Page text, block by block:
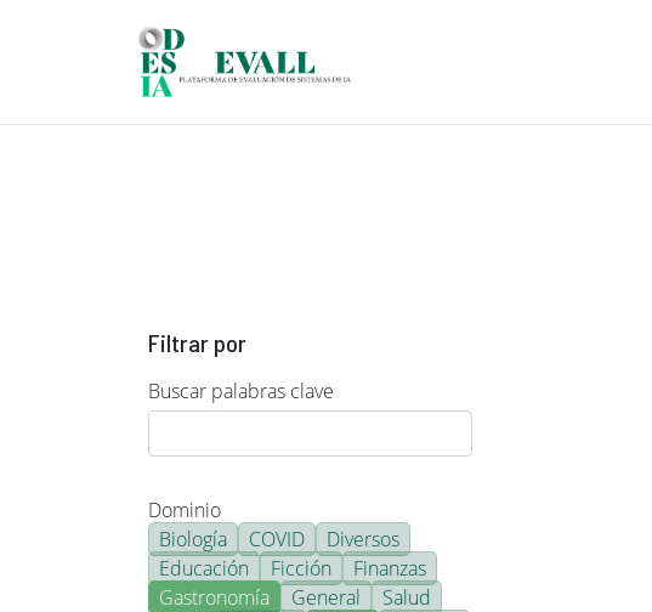
Filtrar por
Buscar palabras clave
Dominio
Biología
COVID
Diversos
Educación
Ficción
Finanzas
Gastronomía
General
Salud